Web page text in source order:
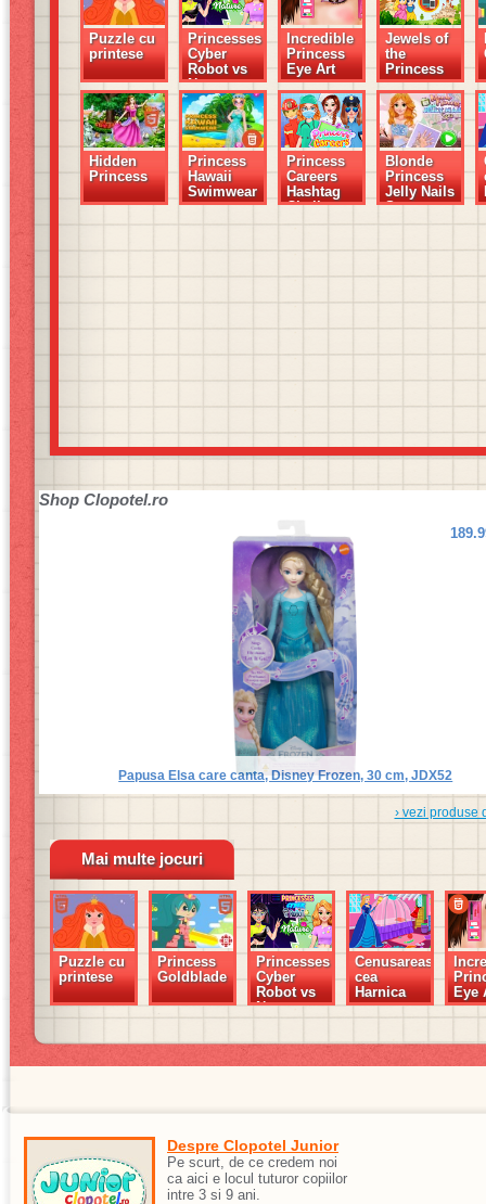
Puzzle cu
printese
Princesses
Cyber
Robot vs
Nature
Incredible
Princess
Eye Art
Jewels of
the
Princess
Hidden
Princess
Princess
Hawaii
Swimwear
Princess
Careers
Hashtag
Challenge
Blonde
Princess
Jelly Nails
Spa
Shop Clopotel.ro
Papusa Elsa care canta, Disney Frozen, 30 cm, JDX52
› vezi produse
Mai multe jocuri
Puzzle cu
printese
Princess
Goldblade
Princesses
Cyber
Robot vs
Nature
Cenusareasa
cea
Harnica
Eye
Despre Clopotel Junior
Pe scurt, de ce credem noi
ca aici e locul tuturor copiilor
intre 3 si 9 ani.